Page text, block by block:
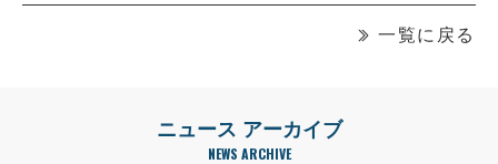
一覧に戻る
ニュース アーカイブ
NEWS ARCHIVE